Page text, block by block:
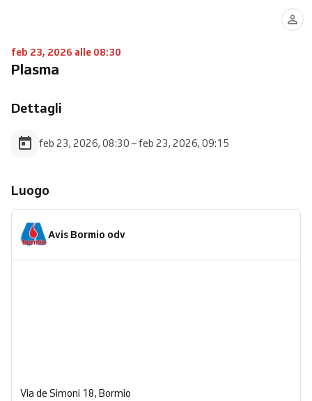
feb 23, 2026 alle 08:30
Plasma
Dettagli
feb 23, 2026, 08:30 – feb 23, 2026, 09:15
Luogo
Avis Bormio odv
Via de Simoni 18, Bormio